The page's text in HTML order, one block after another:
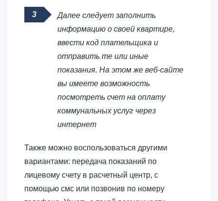
Далее следует заполнить
информацию о своей квартире,
ввести код плательщика и
отправить те или иные
показания. На этом же веб-сайте
вы имеете возможность
посмотреть счет на оплату
коммунальных услуг через
интернет
Также можно воспользоваться другими
вариантами: передача показаний по
лицевому счету в расчетный центр, с
помощью смс или позвонив по номеру